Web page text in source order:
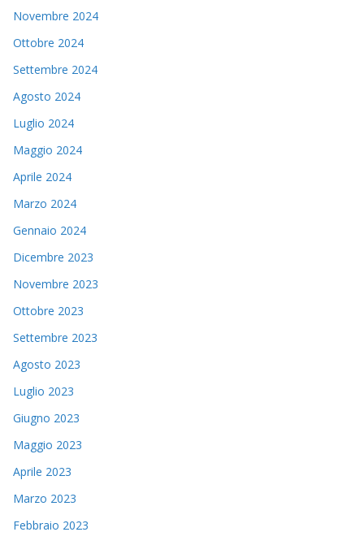
Novembre 2024
Ottobre 2024
Settembre 2024
Agosto 2024
Luglio 2024
Maggio 2024
Aprile 2024
Marzo 2024
Gennaio 2024
Dicembre 2023
Novembre 2023
Ottobre 2023
Settembre 2023
Agosto 2023
Luglio 2023
Giugno 2023
Maggio 2023
Aprile 2023
Marzo 2023
Febbraio 2023